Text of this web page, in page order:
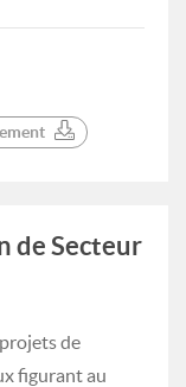
de Secteur
de
figurant au